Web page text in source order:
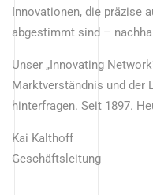
Innovationen, die präzise
abgestimmt sind –
Unser „Innovating
Marktverständnis und der
hinterfragen. Seit 1897.
Kai Kalthoff
Geschäftsleitung